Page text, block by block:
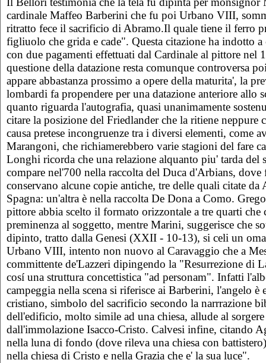
cardinale Maffeo Barberini che fu poi Urbano VIII,
ritratto fece il sacrificio di Abramo.Il quale tiene il ferro
figliuolo che grida e cade". Questa citazione ha indotto a
con due pagamenti effettuati dal Cardinale al pittore nel
questione della datazione resta comunque controversa
appare abbastanza prossimo a opere della maturita', la
lombardi fa propendere per una datazione anteriore allo
quanto riguarda l'autografia, quasi unanimamente
citare la posizione del Friedlander che la ritiene neppure
causa pretese incongruenze tra i diversi elementi, come
Marangoni, che richiamerebbero varie stagioni del fare
Longhi ricorda che una relazione alquanto piu' tarda del
compare nel'700 nella raccolta del Duca d'Arbians, dove
conservano alcune copie antiche, tre delle quali citate da
Spagna: un'altra è nella raccolta De Dona a Como.
pittore abbia scelto il formato orizzontale a tre quarti che
preminenza al soggetto, mentre Marini, suggerisce che
dipinto, tratto dalla Genesi (XXII - 10-13), si celi un
Urbano VIII, intento non nuovo al Caravaggio che a
committente de'Lazzeri dipingendo la "Resurrezione di
cosí una struttura concettistica "ad personam". Infatti
campeggia nella scena si riferisce ai Barberini, l'angelo è
cristiano, simbolo del sacrificio secondo la narrrazione
dell'edificio, molto simile ad una chiesa, allude al sorgere
dall'immolazione Isacco-Cristo. Calvesi infine, citando
nella luna di fondo (dove rileva una chiesa con
nella chiesa di Cristo e nella Grazia che e' la sua luce".